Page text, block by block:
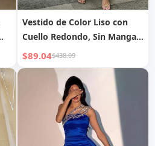
Vestido de Color Liso con
Cuello Redondo, Sin Mangas,
Cintura con Costuras de
Encaje
$89.04$438.09